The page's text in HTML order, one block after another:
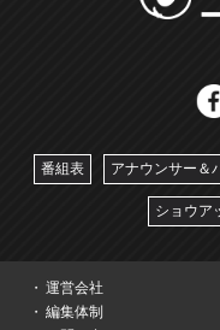
番組表 アナウンサー＆
ショウア
運営会社
編集体制